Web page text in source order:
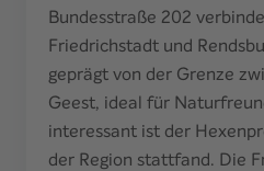
Bundesstraße 202
Friedrichstadt und
geprägt von der Grenze
Geest, ideal für
interessant ist der
der Region stattfand. Die